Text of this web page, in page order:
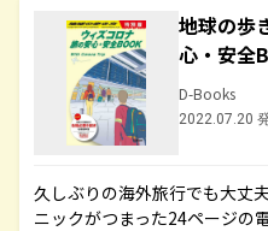
地球の歩
心・安全
D-Books
2022.07.20
久しぶりの海外旅行でも大丈
ニックがつまった24ページの